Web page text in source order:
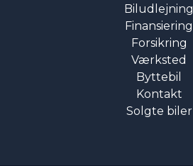
Biludlejning
Finansiering
Forsikring
Værksted
Byttebil
Kontakt
Solgte biler